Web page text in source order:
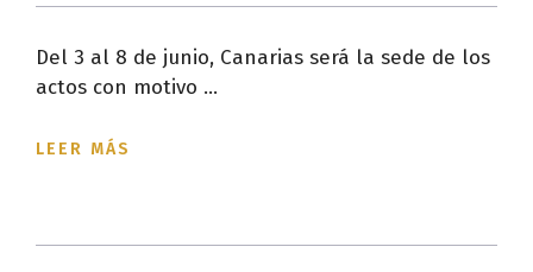
Del 3 al 8 de junio, Canarias será la sede de los
actos con motivo ...
LEER MÁS